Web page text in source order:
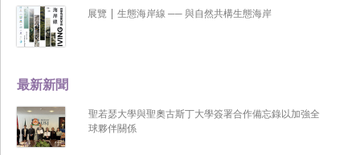
最新新聞
聖若瑟大學與聖奧古斯丁大學簽署合作備忘錄以加強全
球夥伴關係
展覽 | 生態海岸線 ── 與自然共構生態海岸